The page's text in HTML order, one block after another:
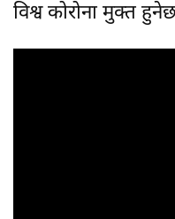
विश्व कोरोना मुक्त